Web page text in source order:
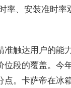
率、安装准时率
准触达用户的能
位段的覆盖。今
点。卡萨帝在冰